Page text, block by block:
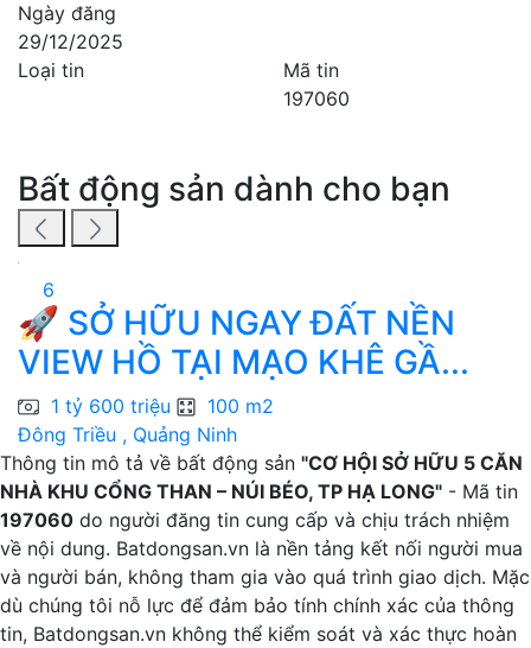
Ngày đăng
29/12/2025
Loại tin
Mã tin
197060
Bất động sản dành cho bạn
6
🚀 SỞ HỮU NGAY ĐẤT NỀN
VIEW HỒ TẠI MẠO KHÊ GẦ...
1 tỷ 600 triệu
100 m2
Đông Triều , Quảng Ninh
Thông tin mô tả về bất động sản "CƠ HỘI SỞ HỮU 5 CĂN
NHÀ KHU CỔNG THAN – NÚI BÉO, TP HẠ LONG" - Mã tin
197060 do người đăng tin cung cấp và chịu trách nhiệm
về nội dung. Batdongsan.vn là nền tảng kết nối người mua
và người bán, không tham gia vào quá trình giao dịch. Mặc
dù chúng tôi nỗ lực để đảm bảo tính chính xác của thông
tin, Batdongsan.vn không thể kiểm soát và xác thực hoàn